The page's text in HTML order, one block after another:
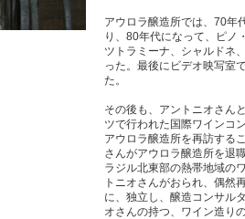
アウロラ醸造所では、70年
り、80年代になって、ピノ
ツトラミーナ、シャルドネ
った。最後にビデオ映写室
た。
その後も、アントニオさん
ツで行われた国際ワインコ
アウロラ醸造所を再訪する
さんがアウロラ醸造所を退
ラジル北東部の熱帯地域の
トニオさんがおられ、偶然
に、独立し、醸造コンサル
オさんの持つ、ワイン造り